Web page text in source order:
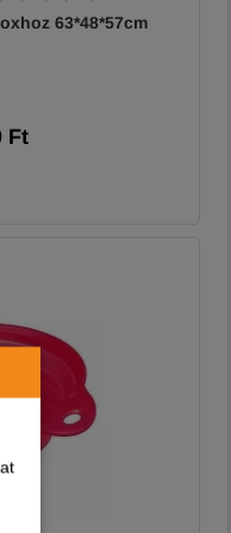
63*48*57cm
Ft